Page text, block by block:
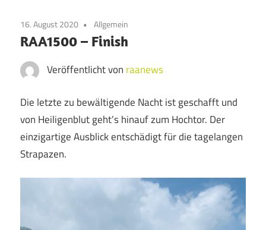
Cycling
Blog
16. August 2020 Allgemein
RAA1500 – Finish
Veröffentlicht von raanews
Die letzte zu bewältigende Nacht ist geschafft und
von Heiligenblut geht’s hinauf zum Hochtor. Der
einzigartige Ausblick entschädigt für die tagelangen
Strapazen.